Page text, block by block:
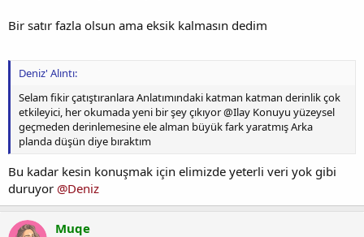
Bir satır fazla olsun ama eksik kalmasın dedim
Deniz' Alıntı:
Selam fikir çatıştıranlara Anlatımındaki katman katman derinlik çok
etkileyici, her okumada yeni bir şey çıkıyor @Ilay Konuyu yüzeysel
geçmeden derinlemesine ele alman büyük fark yaratmış Arka
planda düşün diye bıraktım
Bu kadar kesin konuşmak için elimizde yeterli veri yok gibi
duruyor @Deniz
Muqe